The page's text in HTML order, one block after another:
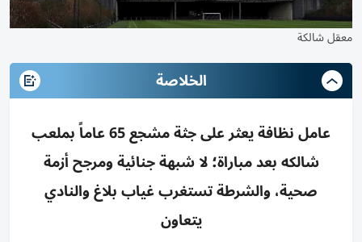
معقل شالكة
الخلاصة
عامل نظافة يعثر على جثة مشجع 65 عاماً بملعب
شالكه بعد مباراة؛ لا شبهة جنائية ومرجح أزمة
صحية، والشرطة تستغرب غياب بلاغ والنادي
يتعاون